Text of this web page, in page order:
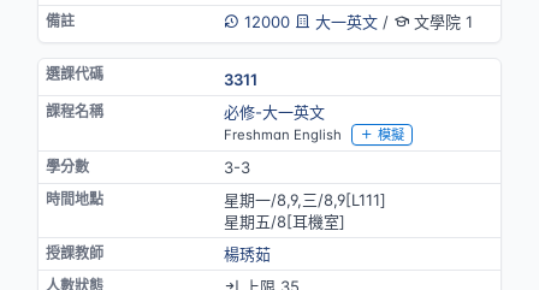
12000
大一英文/ 文學院 1
3311
必修-大一英文
Freshman English 模擬
3-3
星期一/8,9,三/8,9[L111]
星期五/8[耳機室]
楊琇茹